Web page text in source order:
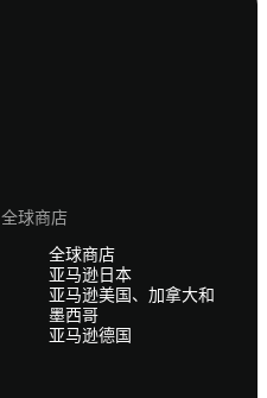
全球商店
全球商店
亚马逊日本
亚马逊美国、加拿大和
墨西哥
亚马逊德国